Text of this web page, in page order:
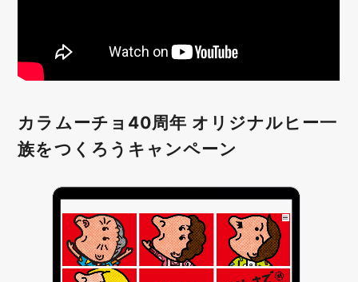
カラムーチョ40周年 オリジナルヒー一
族をつくろうキャンペーン